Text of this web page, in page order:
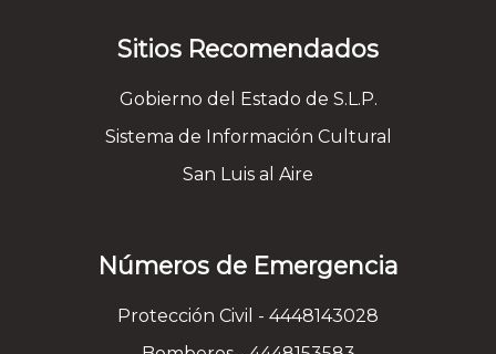
Sitios Recomendados
Gobierno del Estado de S.L.P.
Sistema de Información Cultural
San Luis al Aire
Números de Emergencia
Protección Civil - 4448143028